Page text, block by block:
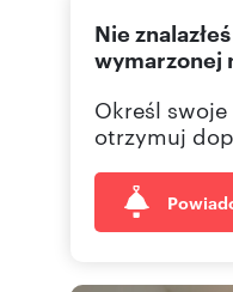
Nie
wymarzonej
Określ
otrzymuj